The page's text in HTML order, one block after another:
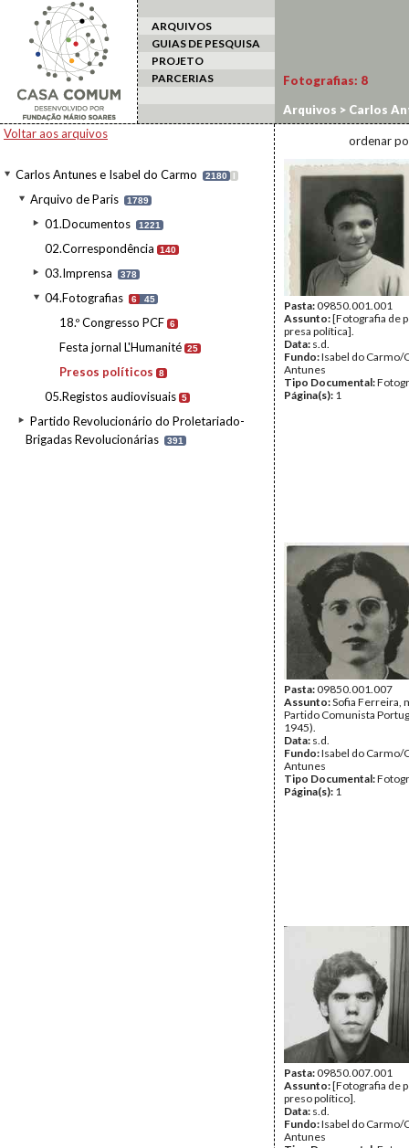
ARQUIVOS
GUIAS DE PESQUISA
PROJETO
PARCERIAS
Voltar aos arquivos
Carlos Antunes e Isabel do Carmo 2180 I
Arquivo de Paris 1789
01.Documentos 1221
02.Correspondência 140
03.Imprensa 378
04.Fotografias 6 45
18.º Congresso PCF 6
Festa jornal L'Humanité 25
Presos políticos 8
05.Registos audiovisuais 5
Partido Revolucionário do Proletariado-
Brigadas Revolucionárias
391
Fotografias: 8
Arquivos > Carlos
ordenar
Pasta:09850.001.001
Assunto:[Fotografia de
presa política].
Data: s.d.
Fundo:Isabel do Carmo/
Antunes
Tipo Documental:
Página(s): 1
Pasta:09850.001.007
Assunto:Sofia Ferreira,
Partido Comunista
1945).
Data: s.d.
Fundo:Isabel do Carmo/
Antunes
Tipo Documental:
Página(s): 1
Pasta:09850.007.001
Assunto:[Fotografia de
preso político].
Data: s.d.
Fundo:Isabel do Carmo/
Antunes